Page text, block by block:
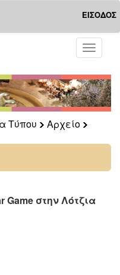
ΕΙΣΟΔΟΣ
Toggle
Τύπου
Αρχείο
Game στην Λότζια